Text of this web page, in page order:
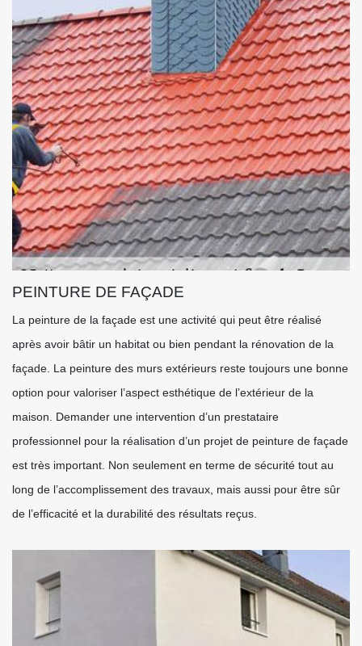
PEINTURE DE FAÇADE
La peinture de la façade est une activité qui peut être réalisé
après avoir bâtir un habitat ou bien pendant la rénovation de la
façade. La peinture des murs extérieurs reste toujours une bonne
option pour valoriser l’aspect esthétique de l’extérieur de la
maison. Demander une intervention d’un prestataire
professionnel pour la réalisation d’un projet de peinture de façade
est très important. Non seulement en terme de sécurité tout au
long de l’accomplissement des travaux, mais aussi pour être sûr
de l’efficacité et la durabilité des résultats reçus.